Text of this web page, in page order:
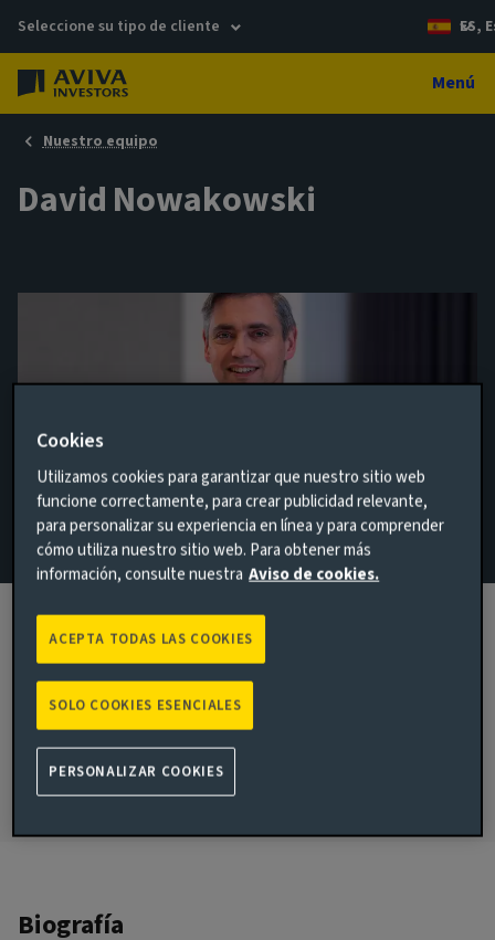
Seleccione su tipo de cliente ES,
Menú
Nuestro equipo
David Nowakowski
Senior Strategist, Multi-Asset & Macro
Correo electrónico David Nowakowski
Ver el perfil en LinkedIn
FECHA DE INGRESO A AVIVA INVESTORS
2018
FECHA DE INGRESO A LA INDUSTRIA
1995
Biografía
Cookies
Utilizamos cookies para garantizar que nuestro sitio web
funcione correctamente, para crear publicidad relevante,
para personalizar su experiencia en línea y para comprender
cómo utiliza nuestro sitio web. Para obtener más
información, consulte nuestra Aviso de cookies.
SOLO COOKIES ESENCIALES
ACEPTA TODAS LAS COOKIES
PERSONALIZAR COOKIES